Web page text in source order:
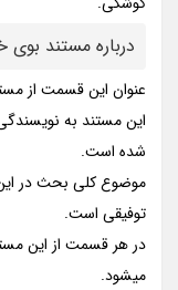
درباره مستند بوی
عنوان این قسمت از
این مستند به
شده است.
موضوع کلی بحث در این
توفیقی است.
در هر قسمت از این
میشود.